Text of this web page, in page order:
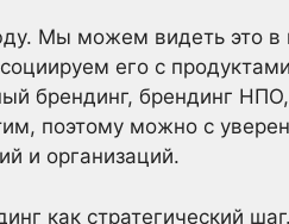
Мы можем видеть это в
его с
брендинг, брендинг
поэтому можно с
и организаций.
как стратегический